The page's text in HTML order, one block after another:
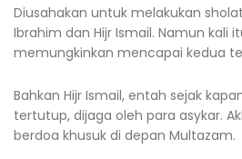
Diusahakan untuk melakukan
Ibrahim dan Hijr Ismail. Namun kali
memungkinkan mencapai kedua
Bahkan Hijr Ismail, entah sejak
tertutup, dijaga oleh para asykar.
berdoa khusuk di depan Multazam.